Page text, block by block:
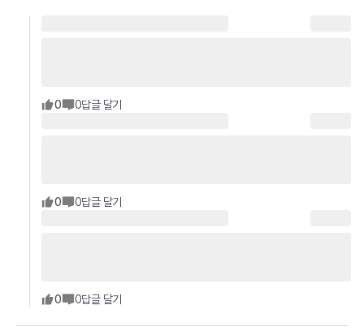
0 0답글 달기
0 0답글 달기
0 0답글 달기